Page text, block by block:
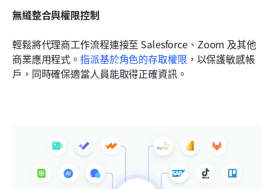
無縫整合與權限控制
輕鬆將代理商工作流程連接至 Salesforce、Zoom 及其他
商業應用程式。指派基於角色的存取權限 ，以保護敏感帳
戶，同時確保適當人員能取得正確資訊。